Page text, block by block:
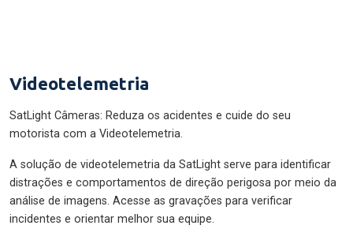
Videotelemetria
SatLight Câmeras: Reduza os acidentes e cuide do seu
motorista com a Videotelemetria.
A solução de videotelemetria da SatLight serve para identificar
distrações e comportamentos de direção perigosa por meio da
análise de imagens. Acesse as gravações para verificar
incidentes e orientar melhor sua equipe.